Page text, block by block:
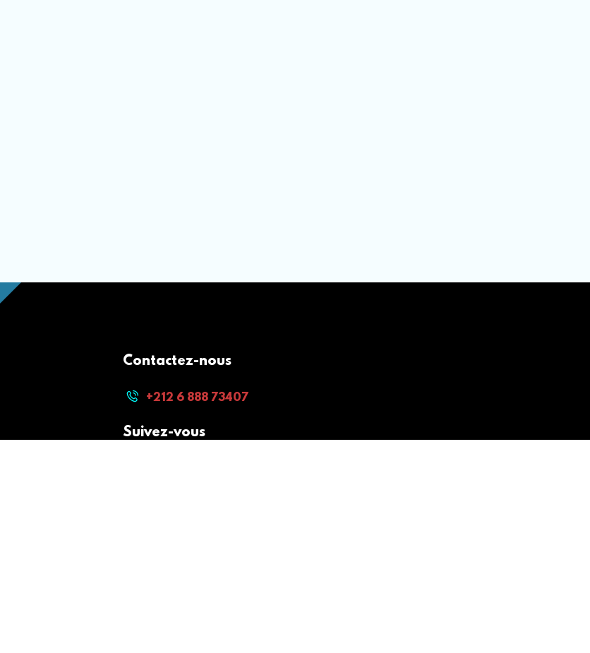
Contactez-nous
+212 6 888 73407
Suivez-vous